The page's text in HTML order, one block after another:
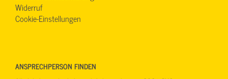
Widerruf
Cookie-Einstellungen
ANSPRECHPERSON FINDEN